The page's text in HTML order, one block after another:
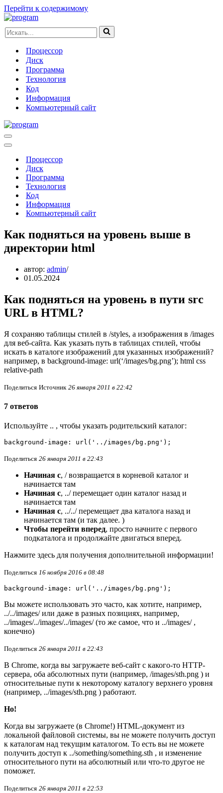
Перейти к содержимому
Искать...
Процессор
Диск
Программа
Технология
Код
Информация
Компьютерный сайт
Меню
навигации
Меню
навигацииПроцессор
Диск
Программа
Технология
Код
Информация
Компьютерный сайт
Как подняться на уровень выше в
директории html
автор: admin
01.05.2024
Как подняться на уровень в пути src
URL в HTML?
Я сохраняю таблицы стилей в /styles, а изображения в /images
для веб-сайта. Как указать путь в таблицах стилей, чтобы
искать в каталоге изображений для указанных изображений?
например, в background-image: url(‘/images/bg.png’); html css
relative-path
Поделиться Источник 26 января 2011 в 22:42
7 ответов
Используйте .. , чтобы указать родительский каталог:
background-image: url('../images/bg.png');
Поделиться 26 января 2011 в 22:43
Начиная с, / возвращается в корневой каталог и
начинается там
Начиная с, ../ перемещает один каталог назад и
начинается там
Начиная с, ../../ перемещает два каталога назад и
начинается там (и так далее. )
Чтобы перейти вперед, просто начните с первого
подкаталога и продолжайте двигаться вперед.
Нажмите здесь для получения дополнительной информации!
Поделиться 16 ноября 2016 в 08:48
background-image: url('../images/bg.png');
Вы можете использовать это часто, как хотите, например,
../../images/ или даже в разных позициях, например,
../images/../images/../images/ (то же самое, что и ../images/ ,
конечно)
Поделиться 26 января 2011 в 22:43
В Chrome, когда вы загружаете веб-сайт с какого-то HTTP-
сервера, оба абсолютных пути (например, /images/sth.png ) и
относительные пути к некоторому каталогу верхнего уровня
(например, ../images/sth.png ) работают.
Но!
Когда вы загружаете (в Chrome!) HTML-документ из
локальной файловой системы, вы не можете получить доступ
к каталогам над текущим каталогом. То есть вы не можете
получить доступ к ../something/something.sth , и изменение
относительного пути на абсолютный или что-то другое не
поможет.
Поделиться 26 января 2011 в 22:53